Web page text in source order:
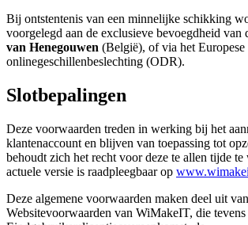
Bij ontstentenis van een minnelijke schikking
voorgelegd aan de exclusieve bevoegdheid van
van Henegouwen (België), of via het
onlinegeschillenbeslechting (ODR).
Slotbepalingen
Deze voorwaarden treden in werking bij het
klantenaccount en blijven van toepassing tot
behoudt zich het recht voor deze te allen tijde
actuele versie is raadpleegbaar op
Deze algemene voorwaarden maken deel uit
Websitevoorwaarden van WiMakeIT, die tevens